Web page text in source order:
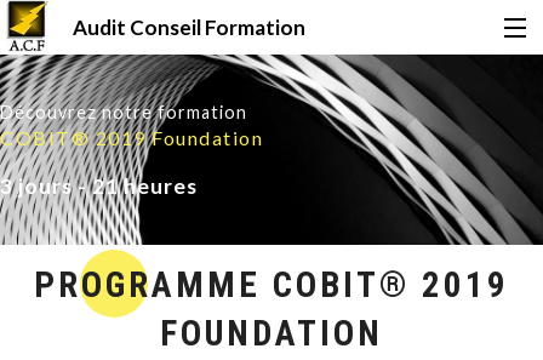
Audit Conseil Formation
Accueil
Formations
Certifications
Financement
Découvrez notre formation
COBIT® 2019 Foundation
3 jours - 21 heures
PROGRAMME COBIT® 2019
FOUNDATION